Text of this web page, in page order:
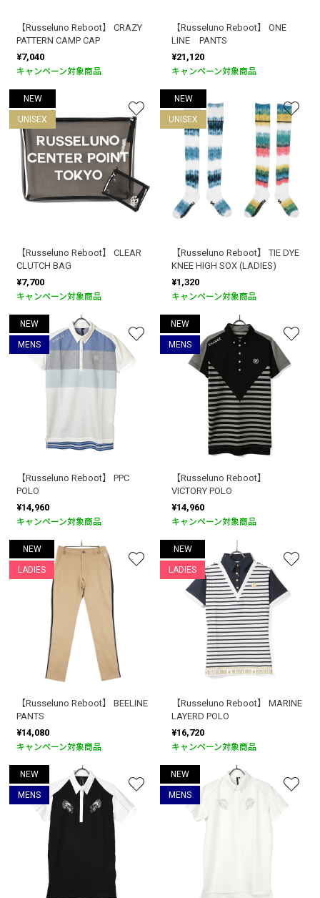
【Russeluno Reboot】 CRAZY
PATTERN CAMP CAP
¥7,040
キャンペーン対象商品
【Russeluno Reboot】 ONE
LINE PANTS
¥21,120
キャンペーン対象商品
NEW
UNISEX
【Russeluno Reboot】 CLEAR
CLUTCH BAG
¥7,700
キャンペーン対象商品
NEW
UNISEX
【Russeluno Reboot】 TIE DYE
KNEE HIGH SOX (LADIES)
¥1,320
キャンペーン対象商品
NEW
MENS
【Russeluno Reboot】 PPC
POLO
¥14,960
キャンペーン対象商品
NEW
MENS
【Russeluno Reboot】
VICTORY POLO
¥14,960
キャンペーン対象商品
NEW
LADIES
【Russeluno Reboot】 BEELINE
PANTS
¥14,080
キャンペーン対象商品
NEW
LADIES
【Russeluno Reboot】 MARINE
LAYERD POLO
¥16,720
キャンペーン対象商品
NEW
MENS
NEW
MENS